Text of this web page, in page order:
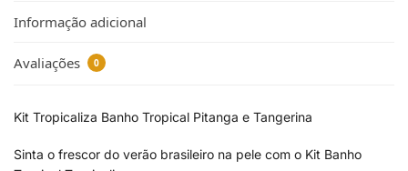
Informação adicional
Avaliações 0
Kit Tropicaliza Banho Tropical Pitanga e Tangerina
Sinta o frescor do verão brasileiro na pele com o Kit Banho